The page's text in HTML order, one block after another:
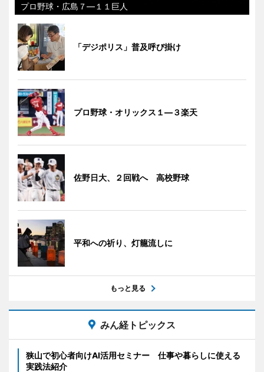
プロ野球・広島７―１１巨人
「デジポリス」普及呼び掛け
プロ野球・オリックス１―３楽天
佐野日大、２回戦へ 高校野球
平和への祈り、灯籠流しに
もっと見る
みん経トピックス
狭山で初心者向けAI活用セミナー 仕事や暮らしに使える
実践法紹介